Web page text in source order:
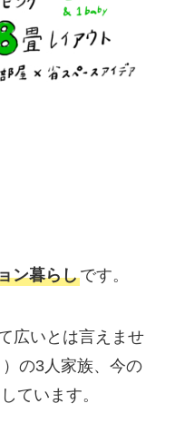
ン暮らしです。
広いとは言えませ
の3人家族、今の
ています。